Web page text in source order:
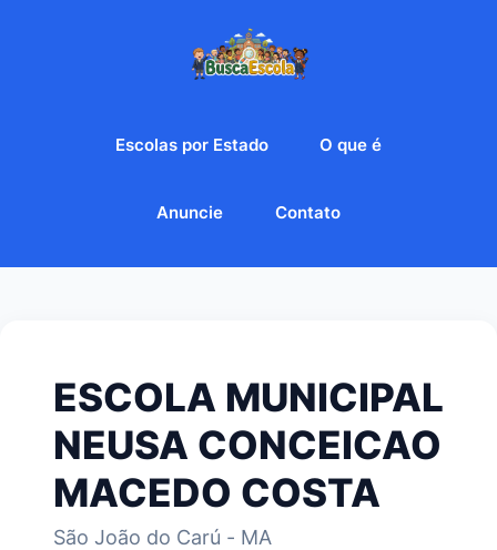
Escolas por Estado O que é
Anuncie Contato
ESCOLA MUNICIPAL
NEUSA CONCEICAO
MACEDO COSTA
São João do Carú - MA